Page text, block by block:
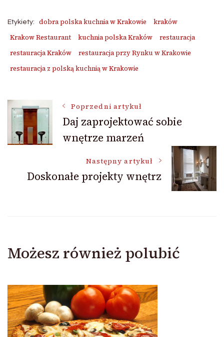
Etykiety: dobra polska kuchnia w Krakowie
kraków
Krakow Restaurant
kuchnia polska Kraków
restauracja
restauracja Kraków
restauracja przy Rynku w Krakowie
restauracja z polską kuchnią w Krakowie
Nawigacja
wpisu
Poprzedni artykuł
Daj zaprojektować sobie
wnętrze marzeń
Następny artykuł
Doskonałe projekty wnętrz
Możesz również polubić